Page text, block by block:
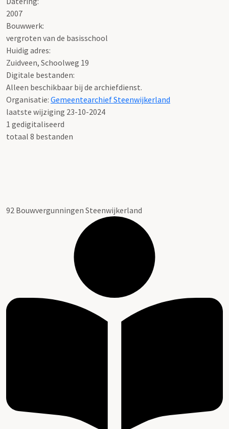
2007
Bouwwerk:
vergroten van de basisschool
Huidig adres:
Zuidveen, Schoolweg 19
Digitale bestanden:
Alleen beschikbaar bij de archiefdienst.
Organisatie: Gemeentearchief Steenwijkerland
laatste wijziging 23-10-2024
1 gedigitaliseerd
totaal 8 bestanden
92 Bouwvergunningen Steenwijkerland